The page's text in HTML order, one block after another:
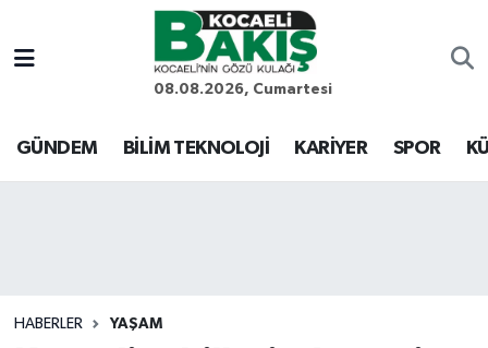
08.08.2026, Cumartesi
GÜNDEM BİLİM TEKNOLOJİ KARİYER SPOR
HABERLER YAŞAM
Kocaeli Nöbetçi Eczaneler
Kocaeli Hava Durumu